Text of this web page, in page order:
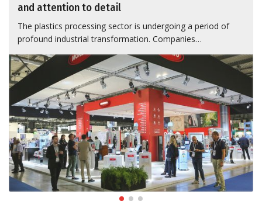
and attention to detail
The plastics processing sector is undergoing a period of
profound industrial transformation. Companies…